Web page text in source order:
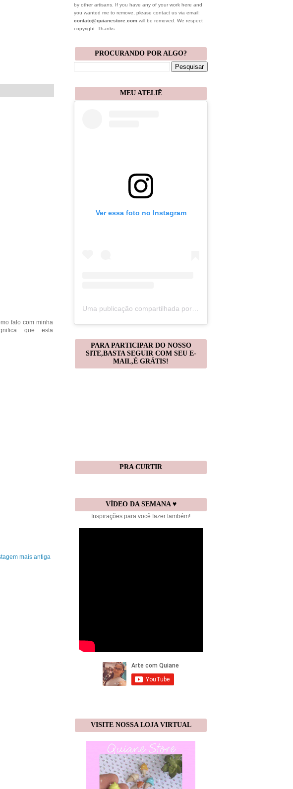
falo com minha
que esta
mais antiga
by other artisans. If you have any of your work here and
you wanted me to remove, please contact us via email:
contato@quianestore.com will be removed. We respect
copyright. Thanks
PROCURANDO POR ALGO?
MEU ATELIÊ
Ver essa foto no Instagram
Uma publicação compartilhada por Christiane Gonçalves (@artecomquiane)
PARA PARTICIPAR DO NOSSO
SITE,BASTA SEGUIR COM SEU E-
MAIL,É GRÁTIS!
PRA CURTIR
VÍDEO DA SEMANA ♥
Inspirações para você fazer também!
VISITE NOSSA LOJA VIRTUAL